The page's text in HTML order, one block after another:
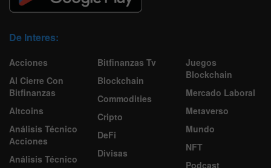
De Interes:
Acciones
Al Cierre Con
Bitfinanzas
Altcoins
Análisis Técnico
Acciones
Análisis Técnico
Bitfinanzas Tv
Blockchain
Commodities
Cripto
DeFi
Divisas
Juegos
Blockchain
Mercado Laboral
Metaverso
Mundo
NFT
Podcast